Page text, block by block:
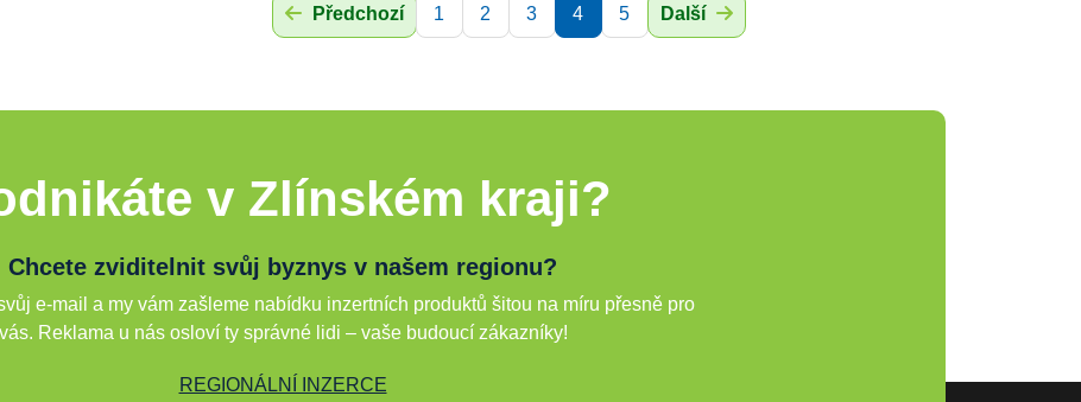
Předchozí 1 2 3 4 5 Další
v Zlínském kraji?
Chcete zviditelnit svůj byznys v našem regionu?
e-mail a my vám zašleme nabídku inzertních produktů šitou na míru přesně pro
vás. Reklama u nás osloví ty správné lidi – vaše budoucí zákazníky!
REGIONÁLNÍ INZERCE